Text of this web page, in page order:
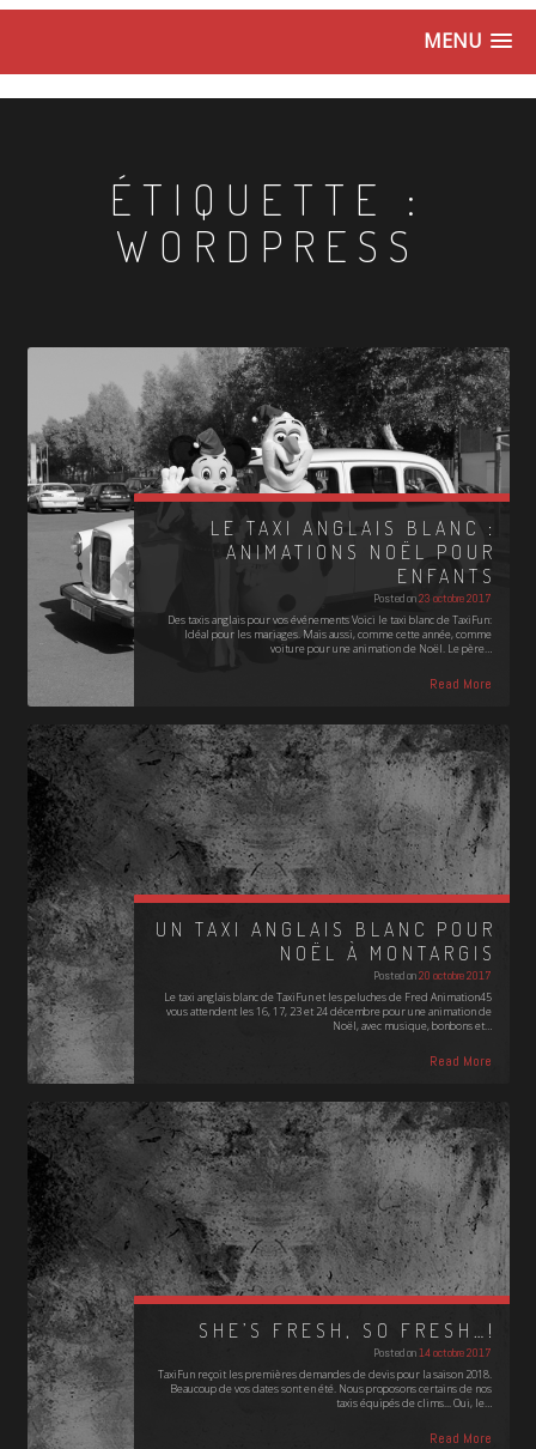
MENU
ÉTIQUETTE :
WORDPRESS
LE TAXI ANGLAIS BLANC :
ANIMATIONS NOËL POUR
ENFANTS
Posted on23 octobre 2017
Des taxis anglais pour vos événements Voici le taxi blanc de TaxiFun:
Idéal pour les mariages. Mais aussi, comme cette année, comme
voiture pour une animation de Noël. Le père…
Read More
UN TAXI ANGLAIS BLANC POUR
NOËL À MONTARGIS
Posted on20 octobre 2017
Le taxi anglais blanc de TaxiFun et les peluches de Fred Animation45
vous attendent les 16, 17, 23 et 24 décembre pour une animation de
Noël, avec musique, bonbons et…
Read More
SHE’S FRESH, SO FRESH…!
Posted on14 octobre 2017
TaxiFun reçoit les premières demandes de devis pour la saison 2018.
Beaucoup de vos dates sont en été. Nous proposons certains de nos
taxis équipés de clims... Oui, le…
Read More